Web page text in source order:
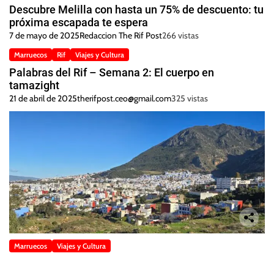
Descubre Melilla con hasta un 75% de descuento: tu
próxima escapada te espera
7 de mayo de 2025Redaccion The Rif Post266 vistas
Marruecos Rif Viajes y Cultura
Palabras del Rif – Semana 2: El cuerpo en
tamazight
21 de abril de 2025therifpost.ceo@gmail.com325 vistas
Marruecos Viajes y Cultura